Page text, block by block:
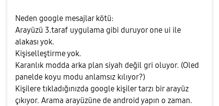
Neden google mesajlar kötü:
Arayüzü 3.taraf uygulama gibi duruyor one ui ile
alakası yok.
Kişiselleştirme yok.
Karanlık modda arka plan siyah değil gri oluyor. (Oled
panelde koyu modu anlamsız kılıyor?)
Kişilere tıkladığınızda google kişiler tarzı bir arayüz
çıkıyor. Arama arayüzüne de android yapın o zaman.